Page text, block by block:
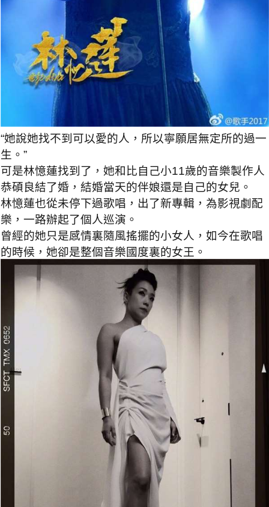
“她說她找不到可以愛的人，所以寧願居無定所的過一
生。”
可是林憶蓮找到了，她和比自己小11歲的音樂製作人
恭碩良結了婚，結婚當天的伴娘還是自己的女兒。
林憶蓮也從未停下過歌唱，出了新專輯，為影視劇配
樂，一路辦起了個人巡演。
曾經的她只是感情裏隨風搖擺的小女人，如今在歌唱
的時候，她卻是整個音樂國度裏的女王。